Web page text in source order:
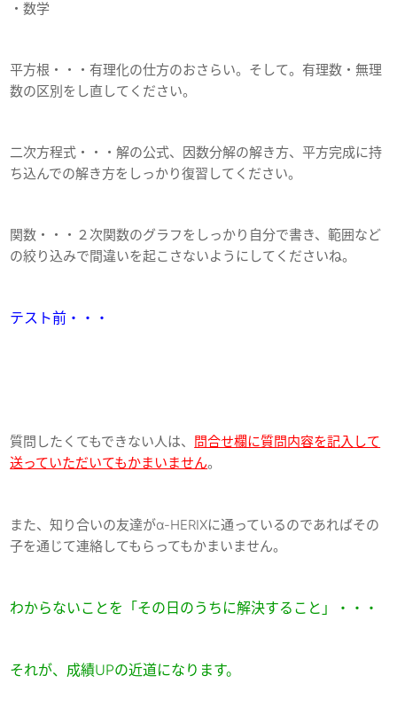
・数学
平方根・・・有理化の仕方のおさらい。そして。有理数・無理
数の区別をし直してください。
二次方程式・・・解の公式、因数分解の解き方、平方完成に持
ち込んでの解き方をしっかり復習してください。
関数・・・２次関数のグラフをしっかり自分で書き、範囲など
の絞り込みで間違いを起こさないようにしてくださいね。
テスト前・・・
質問したくてもできない人は、 問合せ欄に質問内容を記入して
送っていただいてもかまいません。
また、知り合いの友達がα-HERIXに通っているのであればその
子を通じて連絡してもらってもかまいません。
わからないことを「その日のうちに解決すること」・・・
それが、成績UPの近道になります。